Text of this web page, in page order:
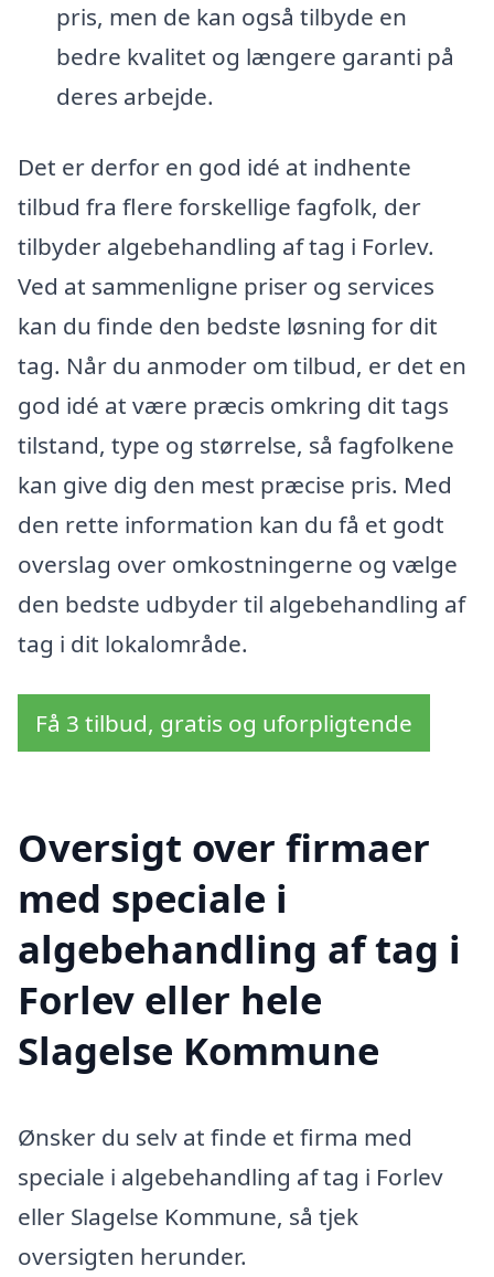
pris, men de kan også tilbyde en
bedre kvalitet og længere garanti på
deres arbejde.
Det er derfor en god idé at indhente
tilbud fra flere forskellige fagfolk, der
tilbyder algebehandling af tag i Forlev.
Ved at sammenligne priser og services
kan du finde den bedste løsning for dit
tag. Når du anmoder om tilbud, er det en
god idé at være præcis omkring dit tags
tilstand, type og størrelse, så fagfolkene
kan give dig den mest præcise pris. Med
den rette information kan du få et godt
overslag over omkostningerne og vælge
den bedste udbyder til algebehandling af
tag i dit lokalområde.
Få 3 tilbud, gratis og uforpligtende
Oversigt over firmaer
med speciale i
algebehandling af tag i
Forlev eller hele
Slagelse Kommune
Ønsker du selv at finde et firma med
speciale i algebehandling af tag i Forlev
eller Slagelse Kommune, så tjek
oversigten herunder.